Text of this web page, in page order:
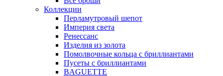
Коллекции
Перламутровый шепот
Империя света
Ренессанс
Изделия из золота
Помолвочные кольца с бриллиантами
Пусеты с бриллиантами
BAGUETTE